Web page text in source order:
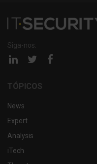
Siga-nos:
Página Página
TÓPICOS
News
Expert
Analysis
iTech